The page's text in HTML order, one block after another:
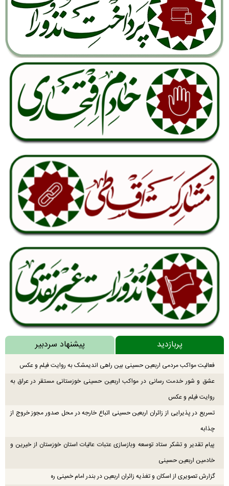
پربازدید پیشنهاد سردبیر
فعالیت مواکب مردمی اربعین حسینی بین راهی اندیمشک به روایت فیلم و عکس
عشق و شور خدمت رسانی در مواکب اربعین حسینی خوزستانی مستقر در عراق به
روایت فیلم و عکس
تسریع در پذیرایی از زائران اربعین حسینی اتباع خارجه در محل صدور مجوز خروج از
چذابه
پیام تقدیر و تشکر ستاد توسعه وبازسازی عتبات عالیات استان خوزستان از خیرین و
خادمین اربعین حسینی
گزارش تصویری از اسکان و تغذیه زائران اربعین در بندر امام خمینی ره